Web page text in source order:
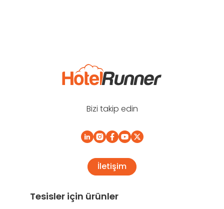
Bizi takip edin
İletişim
Tesisler için ürünler